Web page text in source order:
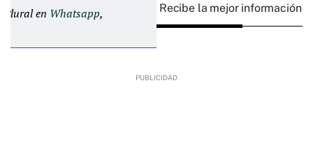
Plural en Whatsapp, Recibe la mejor información